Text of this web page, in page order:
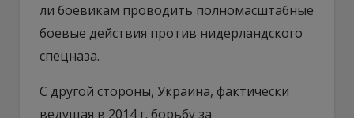
ли боевикам проводить полномасштабные
боевые действия против нидерландского
спецназа.
С другой стороны, Украина, фактически
ведущая в 2014 г. борьбу за